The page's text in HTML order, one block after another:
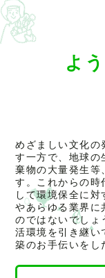
よ
めざましい文化の
す一方で、地球の
棄物の大量発生等
す。これからの時
して環境保全に
やあらゆる業界に
のではないでしょ
活環境を引き継い
築のお手伝いをし